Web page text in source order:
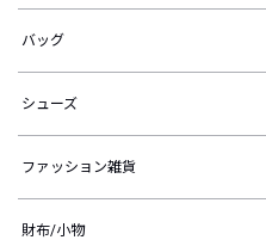
バッグ
シューズ
ファッション雑貨
財布/小物